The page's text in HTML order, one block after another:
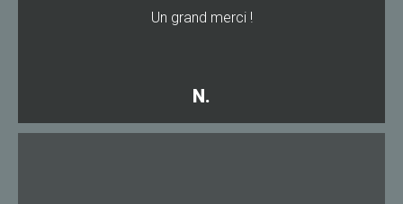
Un grand merci !
N.